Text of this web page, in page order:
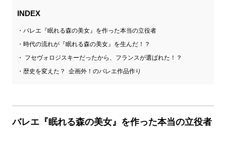
INDEX
バレエ『眠れる森の美女』を作った本当の立役者
時代の流れが『眠れる森の美女』を生んだ！？
フセヴォロジスキーだったから、フランスが選ばれた！？
歴史を変えた？ 企画外！のバレエ作品作り
バレエ『眠れる森の美女』を作った本当の立役者